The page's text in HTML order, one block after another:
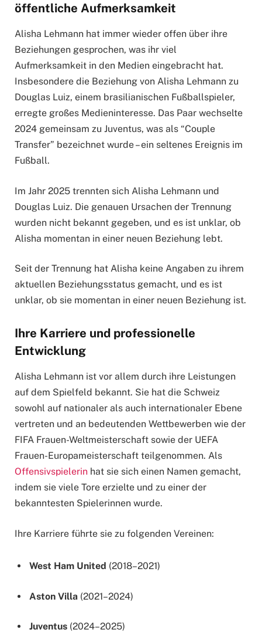
öffentliche Aufmerksamkeit
Alisha Lehmann hat immer wieder offen über ihre
Beziehungen gesprochen, was ihr viel
Aufmerksamkeit in den Medien eingebracht hat.
Insbesondere die Beziehung von Alisha Lehmann zu
Douglas Luiz, einem brasilianischen Fußballspieler,
erregte großes Medieninteresse. Das Paar wechselte
2024 gemeinsam zu Juventus, was als “Couple
Transfer” bezeichnet wurde – ein seltenes Ereignis im
Fußball.
Im Jahr 2025 trennten sich Alisha Lehmann und
Douglas Luiz. Die genauen Ursachen der Trennung
wurden nicht bekannt gegeben, und es ist unklar, ob
Alisha momentan in einer neuen Beziehung lebt.
Seit der Trennung hat Alisha keine Angaben zu ihrem
aktuellen Beziehungsstatus gemacht, und es ist
unklar, ob sie momentan in einer neuen Beziehung ist.
Ihre Karriere und professionelle
Entwicklung
Alisha Lehmann ist vor allem durch ihre Leistungen
auf dem Spielfeld bekannt. Sie hat die Schweiz
sowohl auf nationaler als auch internationaler Ebene
vertreten und an bedeutenden Wettbewerben wie der
FIFA Frauen-Weltmeisterschaft sowie der UEFA
Frauen-Europameisterschaft teilgenommen. Als
Offensivspielerin hat sie sich einen Namen gemacht,
indem sie viele Tore erzielte und zu einer der
bekanntesten Spielerinnen wurde.
Ihre Karriere führte sie zu folgenden Vereinen:
West Ham United (2018–2021)
Aston Villa (2021–2024)
Juventus (2024–2025)